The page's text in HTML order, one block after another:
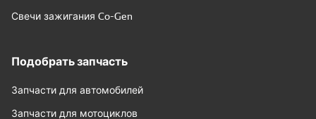
Свечи зажигания Co-Gen
Подобрать запчасть
Запчасти для автомобилей
Запчасти для мотоциклов